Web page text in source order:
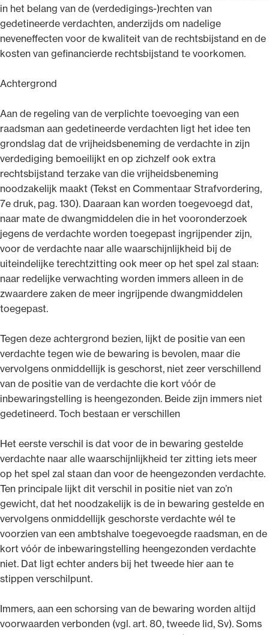
in het belang van de (verdedigings-)rechten van
gedetineerde verdachten, anderzijds om nadelige
neveneffecten voor de kwaliteit van de rechtsbijstand en de
kosten van gefinancierde rechtsbijstand te voorkomen.
Achtergrond
Aan de regeling van de verplichte toevoeging van een
raadsman aan gedetineerde verdachten ligt het idee ten
grondslag dat de vrijheidsbeneming de verdachte in zijn
verdediging bemoeilijkt en op zichzelf ook extra
rechtsbijstand terzake van die vrijheidsbeneming
noodzakelijk maakt (Tekst en Commentaar Strafvordering,
7e druk, pag. 130). Daaraan kan worden toegevoegd dat,
naar mate de dwangmiddelen die in het vooronderzoek
jegens de verdachte worden toegepast ingrijpender zijn,
voor de verdachte naar alle waarschijnlijkheid bij de
uiteindelijke terechtzitting ook meer op het spel zal staan:
naar redelijke verwachting worden immers alleen in de
zwaardere zaken de meer ingrijpende dwangmiddelen
toegepast.
Tegen deze achtergrond bezien, lijkt de positie van een
verdachte tegen wie de bewaring is bevolen, maar die
vervolgens onmiddellijk is geschorst, niet zeer verschillend
van de positie van de verdachte die kort vóór de
inbewaringstelling is heengezonden. Beide zijn immers niet
gedetineerd. Toch bestaan er verschillen
Het eerste verschil is dat voor de in bewaring gestelde
verdachte naar alle waarschijnlijkheid ter zitting iets meer
op het spel zal staan dan voor de heengezonden verdachte.
Ten principale lijkt dit verschil in positie niet van zo’n
gewicht, dat het noodzakelijk is de in bewaring gestelde en
vervolgens onmiddellijk geschorste verdachte wél te
voorzien van een ambtshalve toegevoegde raadsman, en de
kort vóór de inbewaringstelling heengezonden verdachte
niet. Dat ligt echter anders bij het tweede hier aan te
stippen verschilpunt.
Immers, aan een schorsing van de bewaring worden altijd
voorwaarden verbonden (vgl. art. 80, tweede lid, Sv). Soms